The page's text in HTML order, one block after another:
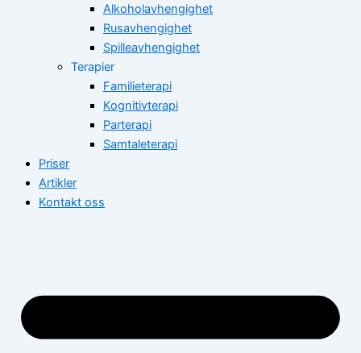
Alkoholavhengighet
Rusavhengighet
Spilleavhengighet
Terapier
Familieterapi
Kognitivterapi
Parterapi
Samtaleterapi
Priser
Artikler
Kontakt oss